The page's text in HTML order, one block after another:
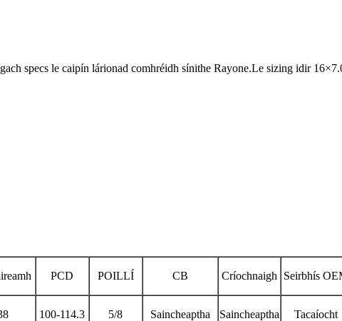
specs le caipín lárionad comhréidh sínithe Rayone.Le sizing idir
PCD POILLÍ CB Críochnaigh Seirbhís
100-114.3 5/8 Saincheaptha Saincheaptha Tacaíocht